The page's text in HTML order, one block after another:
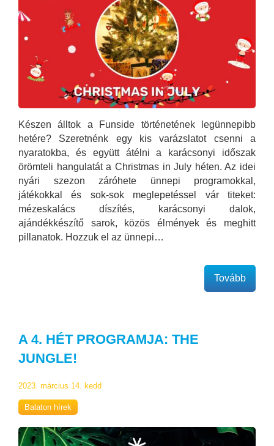
Készen álltok a Funside történetének legünnepibb
hetére? Szeretnénk egy kis varázslatot csenni a
nyaratokba, és együtt átélni a karácsonyi időszak
örömteli hangulatát a Christmas in July héten. Az idei
nyári szezon záróhete ünnepi programokkal,
játékokkal és sok-sok meglepetéssel vár titeket:
mézeskalács díszítés, karácsonyi dalok,
ajándékkészítő sarok, közös élmények és meghitt
pillanatok. Hozzuk el az ünnepi…
Tovább
A 4. HÉT PROGRAMJA: THE
JUNGLE!
2023. március 14. kedd
Balaton hírek